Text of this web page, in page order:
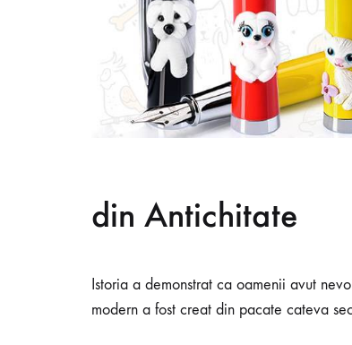
din Antichitate
Istoria a demonstrat ca oamenii avut
modern a fost creat din pacate cateva